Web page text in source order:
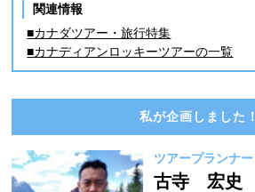
関連情報
■カナダツアー・旅行特集
■カナディアンロッキーツアーの一覧
私が企画しました！
ツアープランナー
古寺 宏史